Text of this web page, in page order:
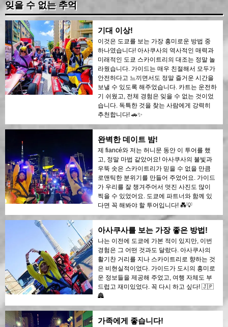
잊을 수 없는 추억
기대 이상!
이것은 도쿄를 보는 가장 흥미로운 방법 중
하나였습니다! 아사쿠사의 역사적인 매력과
미래적인 도쿄 스카이트리의 대조는 정말 놀
라웠습니다. 가이드는 매우 친절해서 모두가
안전하다고 느끼면서도 정말 즐거운 시간을
보낼 수 있도록 해주었습니다. 카트는 운전하
기 쉬웠고, 전체 경험은 잊을 수 없는 것이었
습니다. 독특한 것을 찾는 사람에게 강력히
추천합니다! 🚗✨
완벽한 데이트 밤!
제 fiancé와 저는 허니문 동안 이 투어를 했
고, 정말 마법 같았어요! 아사쿠사의 불빛과
우뚝 솟은 스카이트리가 믿을 수 없을 만큼
로맨틱한 분위기를 만들어 주었어요. 가이드
가 우리를 잘 챙겨주어서 멋진 사진도 많이
찍을 수 있었어요. 도쿄에 파트너와 함께 있
다면 꼭 해봐야 할 투어입니다! 💑💡
아사쿠사를 보는 가장 좋은 방법!
나는 이전에 도쿄에 가본 적이 있지만, 이번
경험은 그 어떤 것과도 달랐다. 아사쿠사의
활기찬 거리를 지나 스카이트리로 향하는 것
은 비현실적이었다. 가이드가 도시의 흥미로
운 정보들을 제공해 주었고, 여행 자체도 부
드럽고 재미있었다. 꼭 다시 하고 싶다! 🇯🇵
🏯
가족에게 좋습니다!